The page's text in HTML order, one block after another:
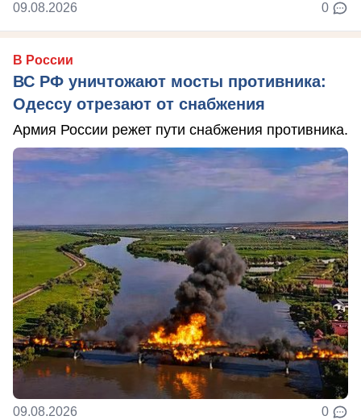
09.08.2026 0
В России
ВС РФ уничтожают мосты противника:
Одессу отрезают от снабжения
Армия России режет пути снабжения противника.
09.08.2026 0